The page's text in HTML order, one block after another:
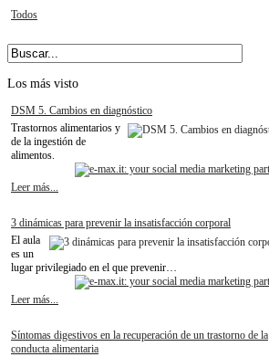
Todos
Los más visto
DSM 5. Cambios en diagnóstico
Trastornos alimentarios y
de la ingestión de
alimentos.
Leer más...
3 dinámicas para prevenir la insatisfacción corporal
El aula
es un
lugar privilegiado en el que prevenir…
Leer más...
Síntomas digestivos en la recuperación de un trastorno de la
conducta alimentaria